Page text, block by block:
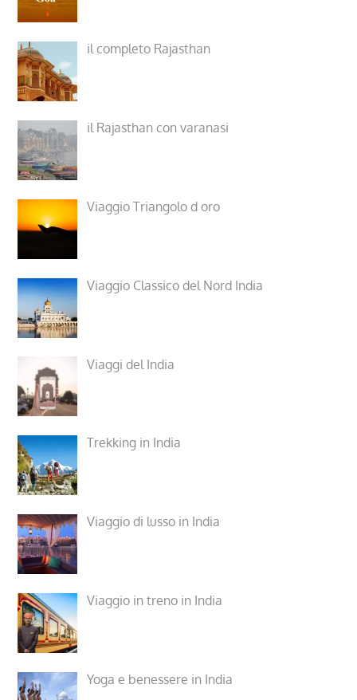
il completo Rajasthan
il Rajasthan con varanasi
Viaggio Triangolo d oro
Viaggio Classico del Nord India
Viaggi del India
Trekking in India
Viaggio di lusso in India
Viaggio in treno in India
Yoga e benessere in India